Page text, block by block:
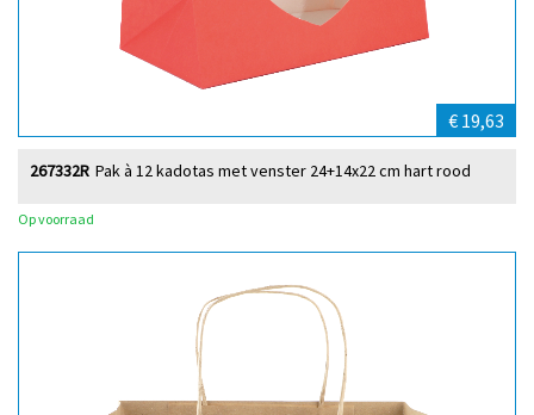
€ 19,63
Pak à 12 kadotas met venster 24+14x22 cm hart rood
267332R
Op voorraad